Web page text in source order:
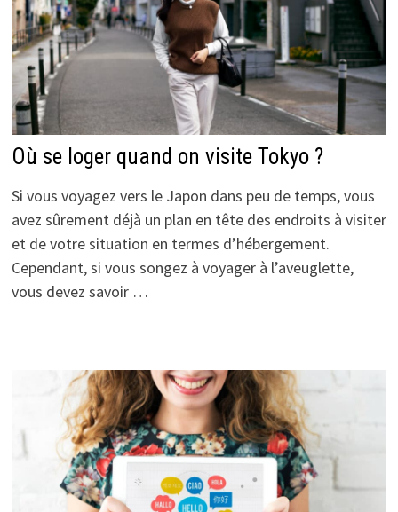
Où se loger quand on visite Tokyo ?
Si vous voyagez vers le Japon dans peu de temps, vous
avez sûrement déjà un plan en tête des endroits à visiter
et de votre situation en termes d’hébergement.
Cependant, si vous songez à voyager à l’aveuglette,
vous devez savoir …